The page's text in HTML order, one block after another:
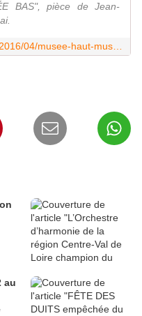
BAS", pièce de Jean-
au